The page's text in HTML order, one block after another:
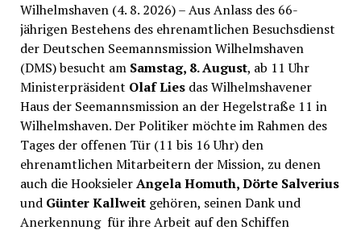
Wilhelmshaven (4. 8. 2026) – Aus Anlass des 66-
jährigen Bestehens des ehrenamtlichen Besuchsdienst
der Deutschen Seemannsmission Wilhelmshaven
(DMS) besucht am Samstag, 8. August, ab 11 Uhr
Ministerpräsident Olaf Liesdas Wilhelmshavener
Haus der Seemannsmission an der Hegelstraße 11 in
Wilhelmshaven. Der Politiker möchte im Rahmen des
Tages der offenen Tür (11 bis 16 Uhr) den
ehrenamtlichen Mitarbeitern der Mission, zu denen
auch die HooksielerAngela Homuth, Dörte Salverius
und Günter Kallweit gehören, seinen Dank und
Anerkennung für ihre Arbeit auf den Schiffen